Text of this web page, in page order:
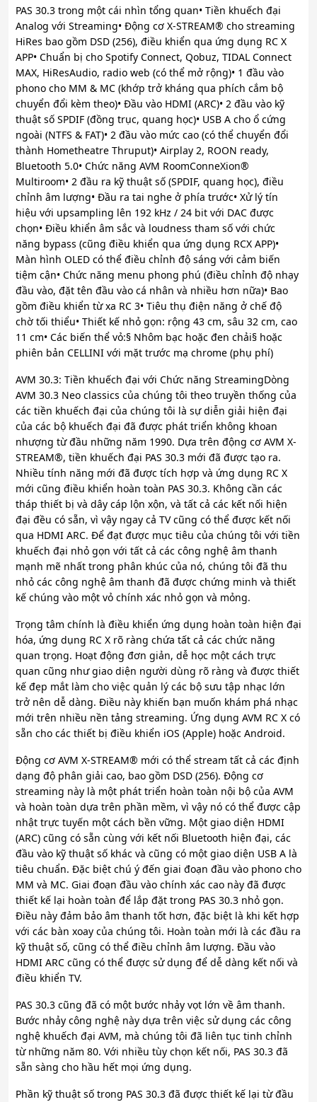
PAS 30.3 trong một cái nhìn tổng quan• Tiền khuếch đại
Analog với Streaming• Động cơ X-STREAM® cho streaming
HiRes bao gồm DSD (256), điều khiển qua ứng dụng RC X
APP• Chuẩn bị cho Spotify Connect, Qobuz, TIDAL Connect
MAX, HiResAudio, radio web (có thể mở rộng)• 1 đầu vào
phono cho MM & MC (khớp trở kháng qua phích cắm bộ
chuyển đổi kèm theo)• Đầu vào HDMI (ARC)• 2 đầu vào kỹ
thuật số SPDIF (đồng trục, quang học)• USB A cho ổ cứng
ngoài (NTFS & FAT)• 2 đầu vào mức cao (có thể chuyển đổi
thành Hometheatre Thruput)• Airplay 2, ROON ready,
Bluetooth 5.0• Chức năng AVM RoomConneXion®
Multiroom• 2 đầu ra kỹ thuật số (SPDIF, quang học), điều
chỉnh âm lượng• Đầu ra tai nghe ở phía trước• Xử lý tín
hiệu với upsampling lên 192 kHz / 24 bit với DAC được
chọn• Điều khiển âm sắc và loudness tham số với chức
năng bypass (cũng điều khiển qua ứng dụng RCX APP)•
Màn hình OLED có thể điều chỉnh độ sáng với cảm biến
tiệm cận• Chức năng menu phong phú (điều chỉnh độ nhạy
đầu vào, đặt tên đầu vào cá nhân và nhiều hơn nữa)• Bao
gồm điều khiển từ xa RC 3• Tiêu thụ điện năng ở chế độ
chờ tối thiểu• Thiết kế nhỏ gọn: rộng 43 cm, sâu 32 cm, cao
11 cm• Các biến thể vỏ:§ Nhôm bạc hoặc đen chải§ hoặc
phiên bản CELLINI với mặt trước mạ chrome (phụ phí)
AVM 30.3: Tiền khuếch đại với Chức năng StreamingDòng
AVM 30.3 Neo classics của chúng tôi theo truyền thống của
các tiền khuếch đại của chúng tôi là sự diễn giải hiện đại
của các bộ khuếch đại đã được phát triển không khoan
nhượng từ đầu những năm 1990. Dựa trên động cơ AVM X-
STREAM®, tiền khuếch đại PAS 30.3 mới đã được tạo ra.
Nhiều tính năng mới đã được tích hợp và ứng dụng RC X
mới cũng điều khiển hoàn toàn PAS 30.3. Không cần các
tháp thiết bị và dây cáp lộn xộn, và tất cả các kết nối hiện
đại đều có sẵn, vì vậy ngay cả TV cũng có thể được kết nối
qua HDMI ARC. Để đạt được mục tiêu của chúng tôi với tiền
khuếch đại nhỏ gọn với tất cả các công nghệ âm thanh
mạnh mẽ nhất trong phân khúc của nó, chúng tôi đã thu
nhỏ các công nghệ âm thanh đã được chứng minh và thiết
kế chúng vào một vỏ chính xác nhỏ gọn và mỏng.
Trọng tâm chính là điều khiển ứng dụng hoàn toàn hiện đại
hóa, ứng dụng RC X rõ ràng chứa tất cả các chức năng
quan trọng. Hoạt động đơn giản, dễ học một cách trực
quan cũng như giao diện người dùng rõ ràng và được thiết
kế đẹp mắt làm cho việc quản lý các bộ sưu tập nhạc lớn
trở nên dễ dàng. Điều này khiến bạn muốn khám phá nhạc
mới trên nhiều nền tảng streaming. Ứng dụng AVM RC X có
sẵn cho các thiết bị điều khiển iOS (Apple) hoặc Android.
Động cơ AVM X-STREAM® mới có thể stream tất cả các định
dạng độ phân giải cao, bao gồm DSD (256). Động cơ
streaming này là một phát triển hoàn toàn nội bộ của AVM
và hoàn toàn dựa trên phần mềm, vì vậy nó có thể được cập
nhật trực tuyến một cách bền vững. Một giao diện HDMI
(ARC) cũng có sẵn cùng với kết nối Bluetooth hiện đại, các
đầu vào kỹ thuật số khác và cũng có một giao diện USB A là
tiêu chuẩn. Đặc biệt chú ý đến giai đoạn đầu vào phono cho
MM và MC. Giai đoạn đầu vào chính xác cao này đã được
thiết kế lại hoàn toàn để lắp đặt trong PAS 30.3 nhỏ gọn.
Điều này đảm bảo âm thanh tốt hơn, đặc biệt là khi kết hợp
với các bàn xoay của chúng tôi. Hoàn toàn mới là các đầu ra
kỹ thuật số, cũng có thể điều chỉnh âm lượng. Đầu vào
HDMI ARC cũng có thể được sử dụng để dễ dàng kết nối và
điều khiển TV.
PAS 30.3 cũng đã có một bước nhảy vọt lớn về âm thanh.
Bước nhảy công nghệ này dựa trên việc sử dụng các công
nghệ khuếch đại AVM, mà chúng tôi đã liên tục tinh chỉnh
từ những năm 80. Với nhiều tùy chọn kết nối, PAS 30.3 đã
sẵn sàng cho hầu hết mọi ứng dụng.
Phần kỹ thuật số trong PAS 30.3 đã được thiết kế lại từ đầu